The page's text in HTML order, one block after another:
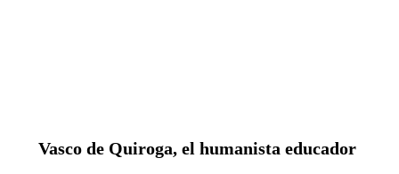
Vasco de Quiroga, el humanista educador